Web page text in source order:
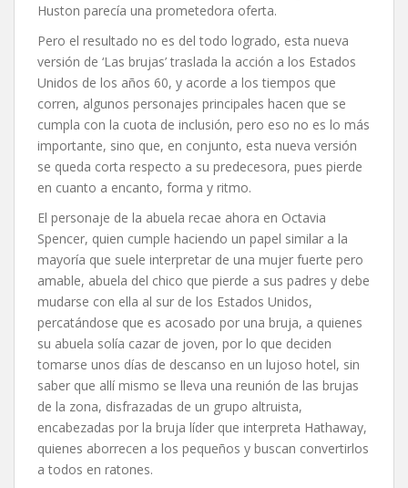
Huston parecía una prometedora oferta.
Pero el resultado no es del todo logrado, esta nueva
versión de ‘Las brujas’ traslada la acción a los Estados
Unidos de los años 60, y acorde a los tiempos que
corren, algunos personajes principales hacen que se
cumpla con la cuota de inclusión, pero eso no es lo más
importante, sino que, en conjunto, esta nueva versión
se queda corta respecto a su predecesora, pues pierde
en cuanto a encanto, forma y ritmo.
El personaje de la abuela recae ahora en Octavia
Spencer, quien cumple haciendo un papel similar a la
mayoría que suele interpretar de una mujer fuerte pero
amable, abuela del chico que pierde a sus padres y debe
mudarse con ella al sur de los Estados Unidos,
percatándose que es acosado por una bruja, a quienes
su abuela solía cazar de joven, por lo que deciden
tomarse unos días de descanso en un lujoso hotel, sin
saber que allí mismo se lleva una reunión de las brujas
de la zona, disfrazadas de un grupo altruista,
encabezadas por la bruja líder que interpreta Hathaway,
quienes aborrecen a los pequeños y buscan convertirlos
a todos en ratones.